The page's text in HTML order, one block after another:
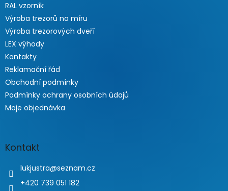
RAL vzorník
Výroba trezorů na míru
Výroba trezorových dveří
LEX výhody
Kontakty
Reklamační řád
Obchodní podmínky
Podmínky ochrany osobních údajů
Moje objednávka
Kontakt
lukjustra@seznam.cz
+420 739 051 182